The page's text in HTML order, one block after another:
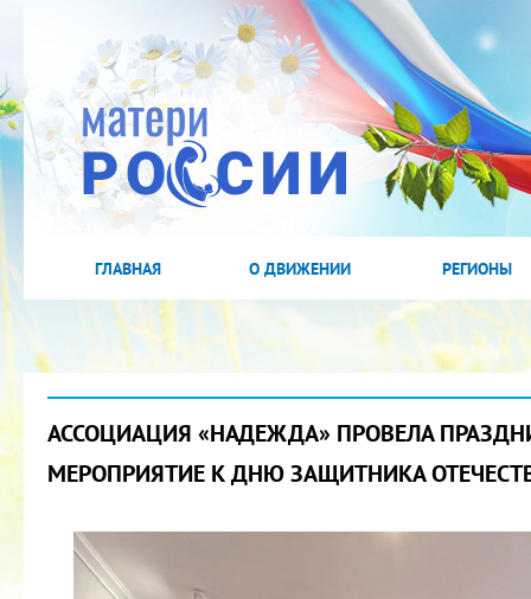
ГЛАВНАЯ О ДВИЖЕНИИ РЕГИОНЫ
АССОЦИАЦИЯ «НАДЕЖДА» ПРОВЕЛА
МЕРОПРИЯТИЕ К ДНЮ ЗАЩИТНИКА